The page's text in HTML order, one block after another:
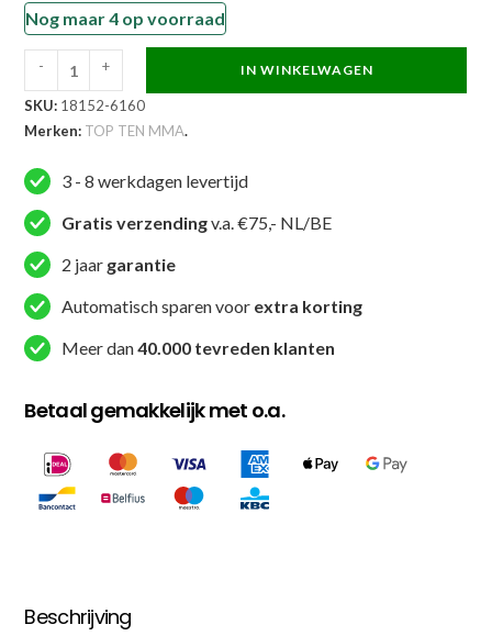
Nog maar 4 op voorraad
TEN
MMA
MMA
broekje
-
Power
Ink
-
aantal
- + IN WINKELWAGEN
SKU: 18152-6160
Merken: TOP TEN MMA.
3 - 8 werkdagen levertijd
Gratis verzendingv.a. €75,- NL/BE
2 jaar garantie
Automatisch sparen voor extra korting
Meer dan40.000 tevreden klanten
Betaal gemakkelijk met o.a.
Beschrijving